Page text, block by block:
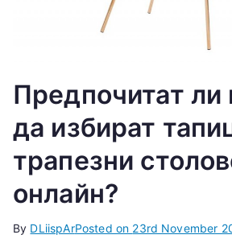
Предпочитат ли
да избират
трапезни
онлайн?
By DLiispArPosted on 23rd November